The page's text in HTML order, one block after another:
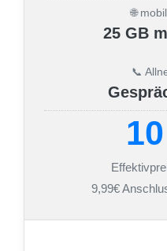
🌐
25 GB
📞
9,99€